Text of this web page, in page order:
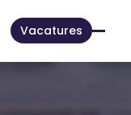
Vacatures